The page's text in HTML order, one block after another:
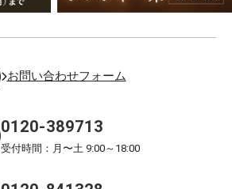
お問い合わせフォーム
0120-389713
受付時間：月〜土 9:00～18:00